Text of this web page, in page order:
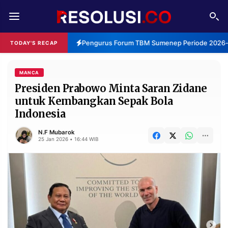
TODAY'S RECAP Pengurus Forum TBM Sumenep Periode
REDAKSI TENTANG
RESOLUSI IKLAN
RUBRIKASI
EDITORIAL
FINANSIA PERSONA
DAERAH NASIONAL
MANCA SPORT
INFORMASI
MANCA
Presiden Prabowo Minta Saran Zidane
untuk Kembangkan Sepak Bola
Indonesia
N.F Mubarok
25 Jan 2026 • 16:44 WIB